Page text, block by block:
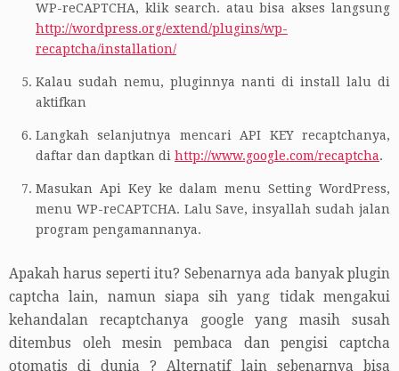
WP-reCAPTCHA, klik search. atau bisa akses langsung
http://wordpress.org/extend/plugins/wp-
recaptcha/installation/
Kalau sudah nemu, pluginnya nanti di install lalu di
aktifkan
Langkah selanjutnya mencari API KEY recaptchanya,
daftar dan daptkan di http://www.google.com/recaptcha.
Masukan Api Key ke dalam menu Setting WordPress,
menu WP-reCAPTCHA. Lalu Save, insyallah sudah jalan
program pengamannanya.
Apakah harus seperti itu? Sebenarnya ada banyak plugin
captcha lain, namun siapa sih yang tidak mengakui
kehandalan recaptchanya google yang masih susah
ditembus oleh mesin pembaca dan pengisi captcha
otomatis di dunia ? Alternatif lain sebenarnya bisa